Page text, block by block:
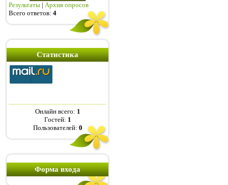
Результаты | Архив опросов
Всего ответов: 4
Статистика
Онлайн всего: 1
Гостей: 1
Пользователей: 0
Форма входа